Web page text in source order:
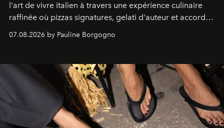
l'art de vivre italien à travers une expérience culinaire
raffinée où pizzas signatures, gelati d'auteur et accords
d'exception composent un véritable voyage sensoriel.
07.08.2026 by Pauline Borgogno